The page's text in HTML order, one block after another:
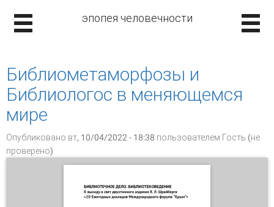
эпопея человечности
Библиометаморфозы и
Библиологос в меняющемся
мире
Опубликовано вт, 10/04/2022 - 18:38 пользователем Гость (не
проверено)